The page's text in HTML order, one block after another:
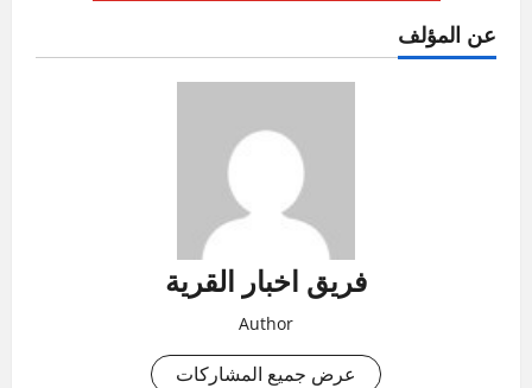
عن المؤلف
فريق اخبار القرية
Author
عرض جميع المشاركات